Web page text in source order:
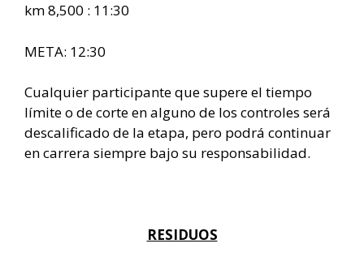
km 8,500 : 11:30
META: 12:30
Cualquier participante que supere el tiempo
límite o de corte en alguno de los controles será
descalificado de la etapa, pero podrá continuar
en carrera siempre bajo su responsabilidad.
RESIDUOS